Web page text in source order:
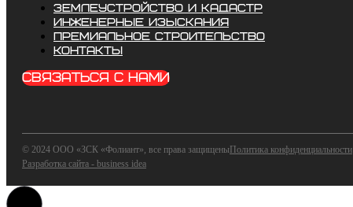
ЗЕМЛЕУСТРОЙСТВО И КАДАСТР
ИНЖЕНЕРНЫЕ ИЗЫСКАНИЯ
ПРЕМИАЛЬНОЕ СТРОИТЕЛЬСТВО
КОНТАКТЫ
СВЯЗАТЬСЯ С НАМИ
© 2024 ООО «ЗСК «Фолиант», все права защищеныПолитика конфиденциальности
Разработка сайта - business idea